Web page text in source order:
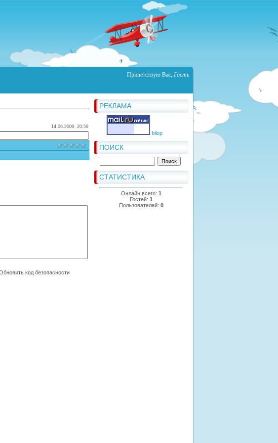
Приветствую Вас, Гость
РЕКЛАМА
bilop
ПОИСК
СТАТИСТИКА
Онлайн всего: 1
Гостей: 1
Пользователей: 0
14.06.2009, 20:59